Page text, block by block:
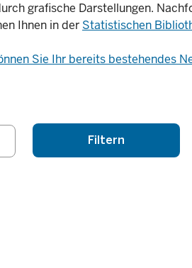
grafische Darstellungen.
Ihnen in der Statistischen
Sie Ihr bereits bestehendes